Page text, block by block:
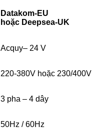
Datakom-EU
hoặc Deepsea-UK
Acquy– 24 V
220-380V hoặc 230/400V
3 pha – 4 dây
50Hz / 60Hz